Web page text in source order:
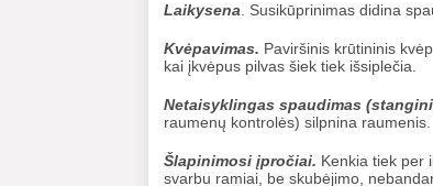
Laikysena . Susikūprinimas didina
Kvėpavimas. Paviršinis krūtininis
kai įkvėpus pilvas šiek tiek išsiplečia.
Netaisyklingas spaudimas
raumenų kontrolės) silpnina raumenis.
Šlapinimosi įpročiai. Kenkia tiek per
svarbu ramiai, be skubėjimo,